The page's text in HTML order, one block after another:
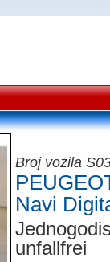
Broj vozila
Navi
unfallfrei